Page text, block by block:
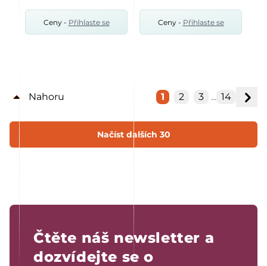
Ceny - Přihlaste se Ceny - Přihlaste se
Nahoru 1 2 3 ... 14
Načíst dalších 30
Čtěte náš newsletter a
dozvídejte se o